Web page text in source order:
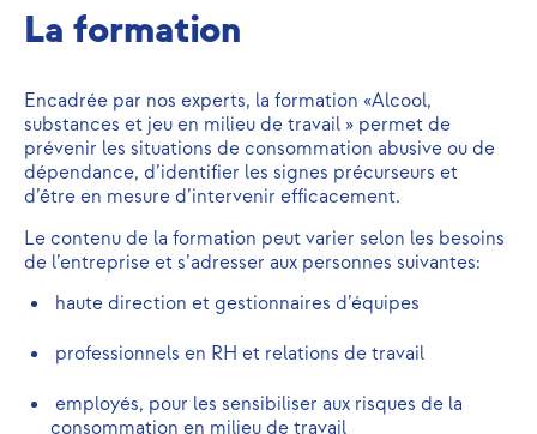
La formation
​​Encadrée par nos experts, la formation «Alcool,
substances et jeu en milieu de travail » permet de
prévenir les situations de consommation abusive ou de
dépendance, d’identifier les signes précurseurs et
d’être en mesure d’intervenir efficacement.
Le contenu de la formation peut varier selon les besoins
de l’entreprise et s’adresser aux personnes suivantes:
haute direction et gestionnaires d’équipes
professionnels en RH et relations de travail
employés, pour les sensibiliser aux risques de la
consommation en milieu de travail